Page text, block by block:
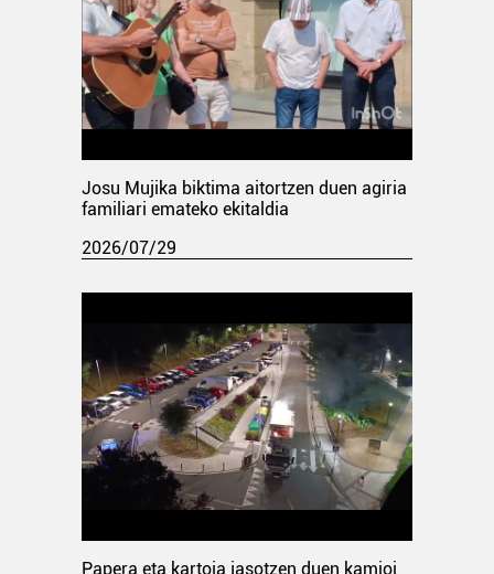
Josu Mujika biktima aitortzen duen agiria
familiari emateko ekitaldia
2026/07/29
Papera eta kartoia jasotzen duen kamioi